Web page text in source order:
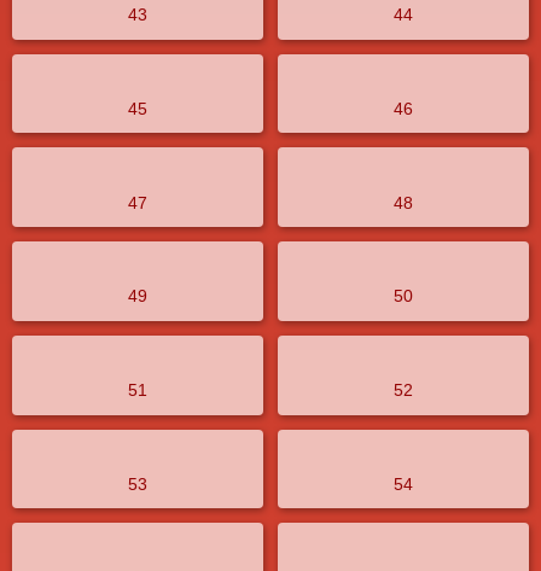
43 44
45 46
47 48
49 50
51 52
53 54